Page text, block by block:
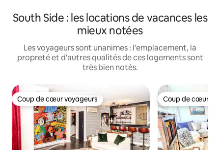
South Side : les locations de vacances les
mieux notées
Les voyageurs sont unanimes : l'emplacement, la
propreté et d'autres qualités de ces logements sont
très bien notés.
Coup de cœur voyageurs
Coup de cœur voyageurs Coup de cœur
Coup de cœur